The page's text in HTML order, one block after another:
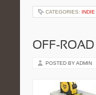
CATEGORIES: INDIE
OFF-
POSTED BY ADMIN